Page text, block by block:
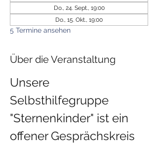
Do., 24. Sept., 19:00
Do., 15. Okt., 19:00
5 Termine ansehen
Über die Veranstaltung
Unsere
Selbsthilfegruppe
"Sternenkinder" ist ein
offener Gesprächskreis